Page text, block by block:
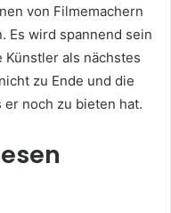
von Filmemachern
Es wird spannend sein
als nächstes
zu Ende und die
er noch zu bieten hat.